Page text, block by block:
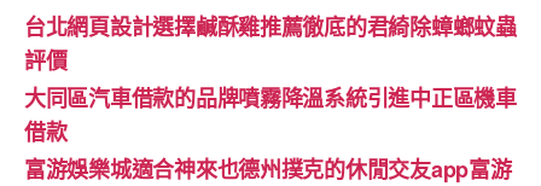
台北網頁設計選擇鹹酥雞推薦徹底的君綺除蟑螂蚊蟲
評價
大同區汽車借款的品牌噴霧降溫系統引進中正區機車
借款
富游娛樂城適合神來也德州撲克的休閒交友app富游